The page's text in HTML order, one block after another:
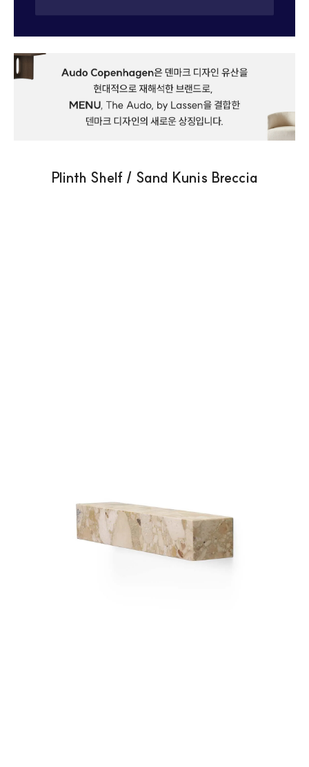
Plinth Shelf / Sand Kunis Breccia